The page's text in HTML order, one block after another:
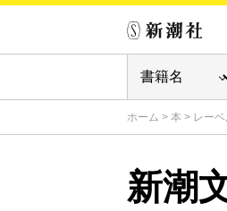
ホーム > 本 > レー
新潮